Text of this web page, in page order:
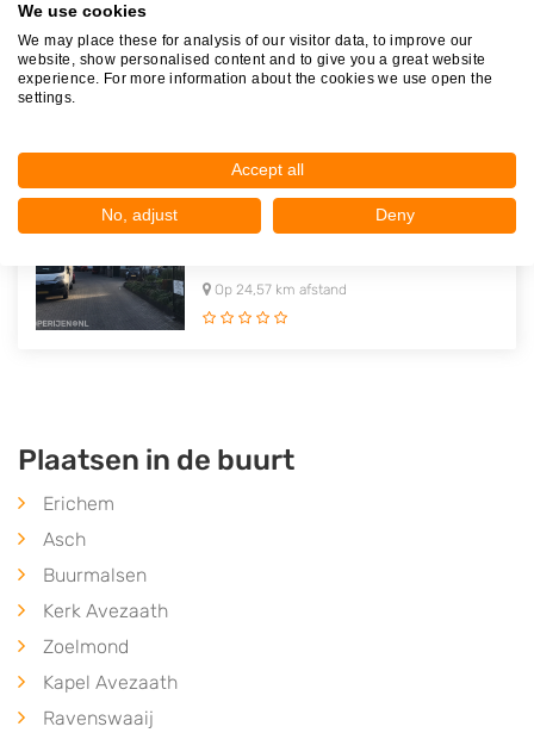
3731GB De Bilt
Op 23,99 km afstand
Autobedrijf J. Pater
Fultonstraat 3
Op 24,57 km afstand
Plaatsen in de buurt
Erichem
Asch
Buurmalsen
Kerk Avezaath
Zoelmond
Kapel Avezaath
Ravenswaaij
We use cookies
We may place these for analysis of our visitor data, to improve our
website, show personalised content and to give you a great website
experience. For more information about the cookies we use open the
settings.
Accept all
No, adjust Deny